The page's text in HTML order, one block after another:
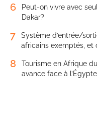
6
Peut-on vivre avec
Dakar?
7
Système d’entrée/
africains exemptés, et
8
Tourisme en Afrique
avance face à l’Égypte